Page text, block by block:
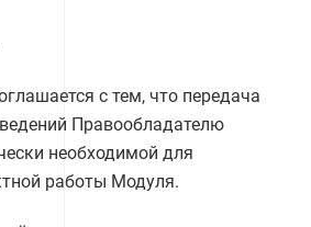
с тем, что передача
Правообладателю
необходимой для
работы Модуля.